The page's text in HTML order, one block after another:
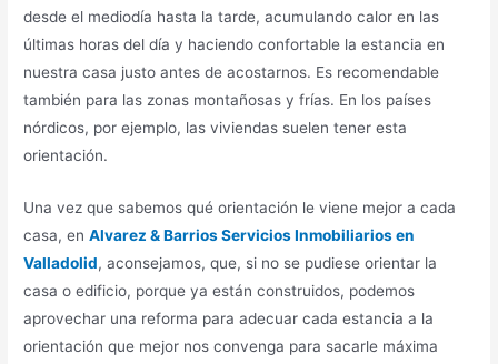
desde el mediodía hasta la tarde, acumulando calor en las
últimas horas del día y haciendo confortable la estancia en
nuestra casa justo antes de acostarnos. Es recomendable
también para las zonas montañosas y frías. En los países
nórdicos, por ejemplo, las viviendas suelen tener esta
orientación.
Una vez que sabemos qué orientación le viene mejor a cada
casa, en Alvarez & Barrios Servicios Inmobiliarios en
Valladolid, aconsejamos, que, si no se pudiese orientar la
casa o edificio, porque ya están construidos, podemos
aprovechar una reforma para adecuar cada estancia a la
orientación que mejor nos convenga para sacarle máxima